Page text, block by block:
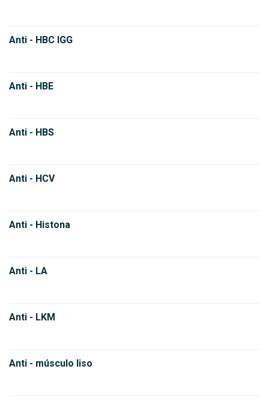
Anti - HBC IGG
Anti - HBE
Anti - HBS
Anti - HCV
Anti - Histona
Anti - LA
Anti - LKM
Anti - músculo liso